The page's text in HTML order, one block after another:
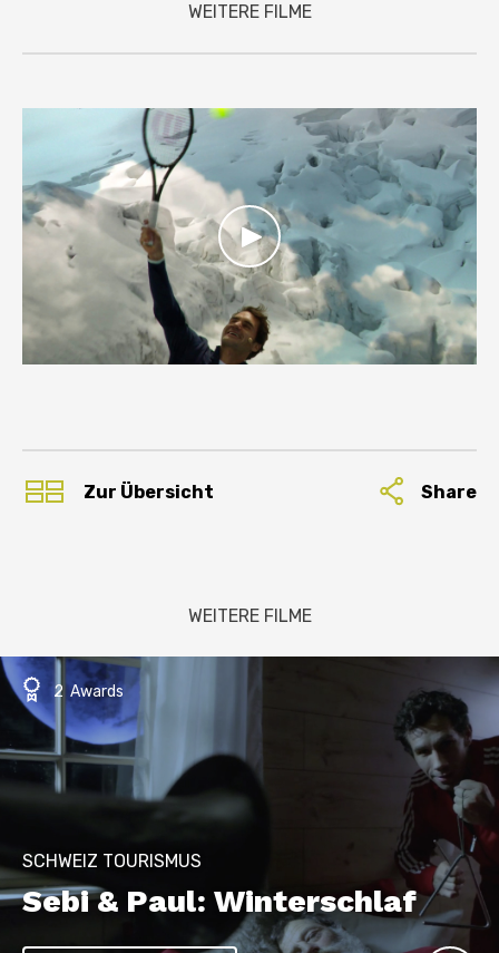
WEITERE FILME
Zur Übersicht Share
WEITERE FILME
SCHWEIZ TOURISMUS
Sebi & Paul: Winterschlaf
2 Awards